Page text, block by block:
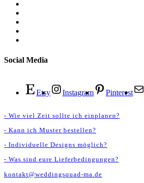
Social Media
Etsy Instagram Pinterest
- Wie viel Zeit sollte ich einplanen?
- Kann ich Muster bestellen?
- Individuelle Designs möglich?
- Was sind eure Lieferbedingungen?
kontakt@weddingsquad-ma.de